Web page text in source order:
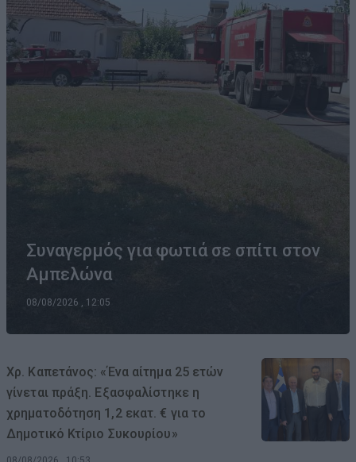
Συναγερμός για φωτιά σε σπίτι στον
Αμπελώνα
08/08/2026 , 12:05
Χρ. Καπετάνος: «Ένα αίτημα 25 ετών
γίνεται πράξη. Εξασφαλίστηκε η
χρηματοδότηση 1,2 εκατ. € για το
Δημοτικό Κτίριο Συκουρίου»